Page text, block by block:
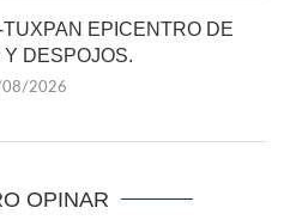
EPICENTRO DE
DESPOJOS.
2026
OPINAR